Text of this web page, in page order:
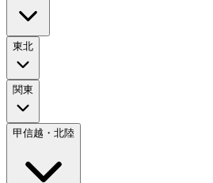
東北
関東
甲信越・北陸